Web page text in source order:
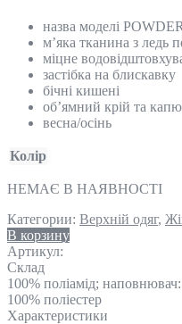
назва моделі
м’яка тканина з ледь
міцне
застібка на блискавку
бічні кишені
об’ямний крій та
весна/осінь
Колір
НЕМАЄ В НАЯВНОСТІ
Категории: Верхній одяг,
В корзину
Артикул:
Склад
100% поліамід;
100% поліестер
Характеристики